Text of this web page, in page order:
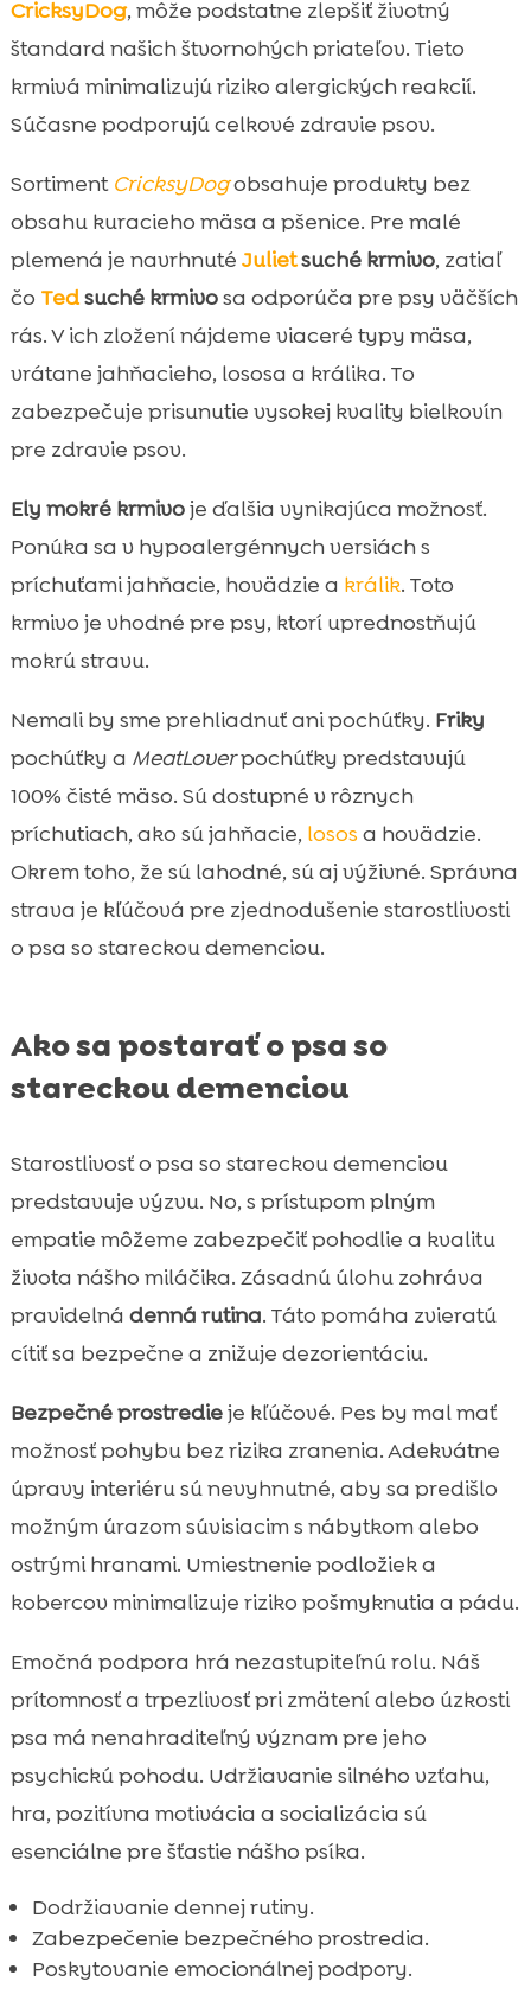
CricksyDog, môže podstatne zlepšiť životný
štandard našich štvornohých priateľov. Tieto
krmivá minimalizujú riziko alergických reakcií.
Súčasne podporujú celkové zdravie psov.
Sortiment CricksyDogobsahuje produkty bez
obsahu kuracieho mäsa a pšenice. Pre malé
plemená je navrhnuté Julietsuché krmivo, zatiaľ
čo Tedsuché krmivosa odporúča pre psy väčších
rás. V ich zložení nájdeme viaceré typy mäsa,
vrátane jahňacieho, lososa a králika. To
zabezpečuje prisunutie vysokej kvality bielkovín
pre zdravie psov.
Ely mokré krmivoje ďalšia vynikajúca možnosť.
Ponúka sa v hypoalergénnych versiách s
príchuťami jahňacie, hovädzie a králik. Toto
krmivo je vhodné pre psy, ktorí uprednostňujú
mokrú stravu.
Nemali by sme prehliadnuť ani pochúťky. Friky
pochúťky a MeatLoverpochúťky predstavujú
100% čisté mäso. Sú dostupné v rôznych
príchutiach, ako sú jahňacie, losos a hovädzie.
Okrem toho, že sú lahodné, sú aj výživné. Správna
strava je kľúčová pre zjednodušenie starostlivosti
o psa so stareckou demenciou.
Ako sa postarať o psa so
stareckou demenciou
Starostlivosť o psa so stareckou demenciou
predstavuje výzvu. No, s prístupom plným
empatie môžeme zabezpečiť pohodlie a kvalitu
života nášho miláčika. Zásadnú úlohu zohráva
pravidelná denná rutina. Táto pomáha zvieratú
cítiť sa bezpečne a znižuje dezorientáciu.
Bezpečné prostredieje kľúčové. Pes by mal mať
možnosť pohybu bez rizika zranenia. Adekvátne
úpravy interiéru sú nevyhnutné, aby sa predišlo
možným úrazom súvisiacim s nábytkom alebo
ostrými hranami. Umiestnenie podložiek a
kobercov minimalizuje riziko pošmyknutia a pádu.
Emočná podpora hrá nezastupiteľnú rolu. Náš
prítomnosť a trpezlivosť pri zmätení alebo úzkosti
psa má nenahraditeľný význam pre jeho
psychickú pohodu. Udržiavanie silného vzťahu,
hra, pozitívna motivácia a socializácia sú
esenciálne pre šťastie nášho psíka.
Dodržiavanie dennej rutiny.
Zabezpečenie bezpečného prostredia.
Poskytovanie emocionálnej podpory.